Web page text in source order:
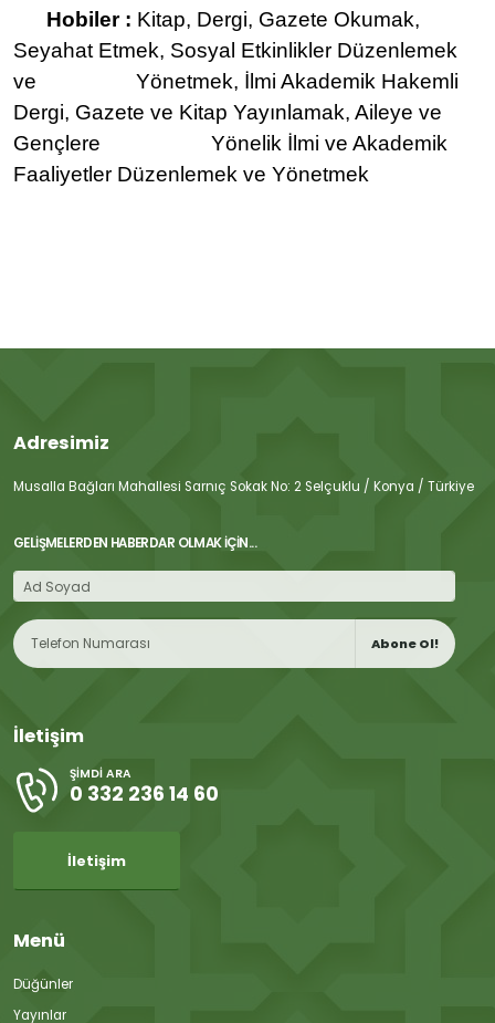
Hobiler : Kitap, Dergi, Gazete Okumak,
Seyahat Etmek, Sosyal Etkinlikler Düzenlemek
ve Yönetmek, İlmi Akademik Hakemli
Dergi, Gazete ve Kitap Yayınlamak, Aileye ve
Gençlere Yönelik İlmi ve Akademik
Faaliyetler Düzenlemek ve Yönetmek
Adresimiz
Musalla Bağları Mahallesi Sarnıç Sokak No: 2 Selçuklu / Konya / Türkiye
GELIŞMELERDEN HABERDAR OLMAK İÇIN...
Abone Ol!
İletişim
ŞIMDI ARA
0 332 236 14 60
İletişim
Menü
Düğünler
Yayınlar